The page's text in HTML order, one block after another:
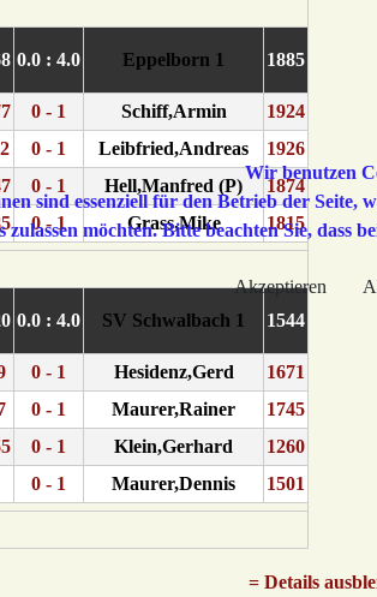
0.0 : 4.0 Eppelborn 1 1885
0 - 1 Schiff,Armin
1924
0 - 1 Leibfried,Andreas
1926
0 - 1 Hell,Manfred (P)
1874
0 - 1 Grass,Mike 1815
0.0 : 4.0 SV Schwalbach 1 1544
0 - 1 Hesidenz,Gerd
1671
0 - 1 Maurer,Rainer
1745
0 - 1 Klein,Gerhard
1260
0 - 1 Maurer,Dennis 1501
= Details
Wir benutzen
sind essenziell für den Betrieb der
zulassen möchten. Bitte beachten Sie,
Akzeptieren